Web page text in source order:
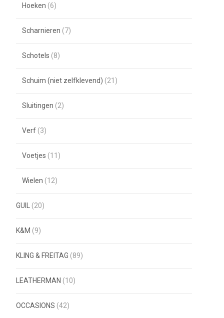
Hoeken (6)
Scharnieren (7)
Schotels (8)
Schuim (niet zelfklevend) (21)
Sluitingen (2)
Verf (3)
Voetjes (11)
Wielen (12)
GUIL (20)
K&M (9)
KLING & FREITAG (89)
LEATHERMAN (10)
OCCASIONS (42)